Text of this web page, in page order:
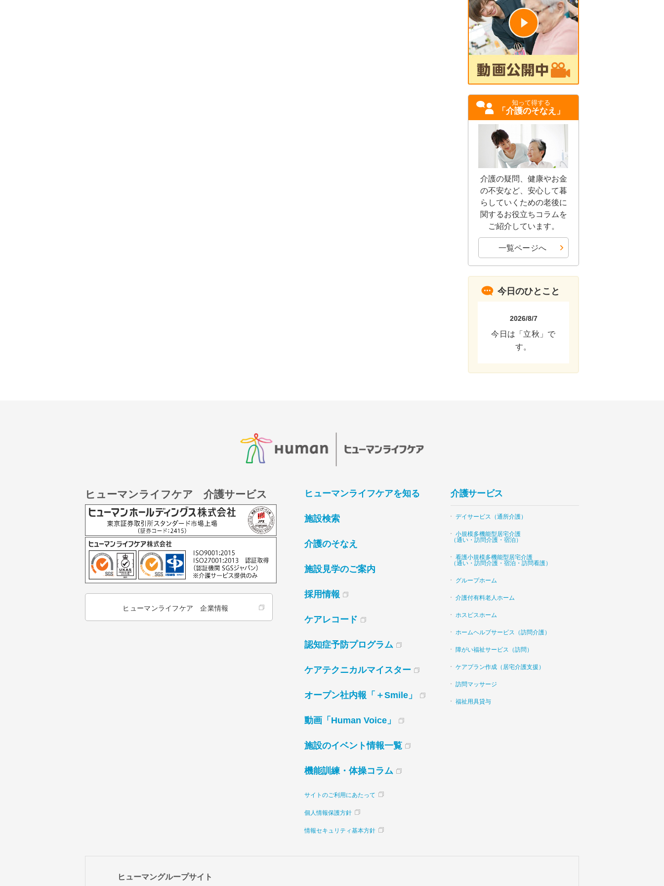
知って得する
「介護のそなえ」
介護の疑問、健康やお金
の不安など、安心して暮
らしていくための老後に
関するお役立ちコラムを
ご紹介しています。
一覧ページへ
今日のひとこと
2026/8/7
今日は「立秋」で
す。
ヒューマンライフケア 介護サービス
ヒューマンライフケア 企業情報
ヒューマンライフケアを知る
施設検索
介護のそなえ
施設見学のご案内
採用情報
ケアレコード
認知症予防プログラム
ケアテクニカルマイスター
オープン社内報「＋Smile」
動画「Human Voice」
施設のイベント情報一覧
機能訓練・体操コラム
サイトのご利用にあたって
個人情報保護方針
情報セキュリティ基本方針
介護サービス
デイサービス（通所介護）
小規模多機能型居宅介護
（通い・訪問介護・宿泊）
看護小規模多機能型居宅介護
（通い・訪問介護・宿泊・訪問看護）
グループホーム
介護付有料老人ホーム
ホスピスホーム
ホームヘルプサービス（訪問介護）
障がい福祉サービス（訪問）
ケアプラン作成（居宅介護支援）
訪問マッサージ
福祉用具貸与
ヒューマングループサイト